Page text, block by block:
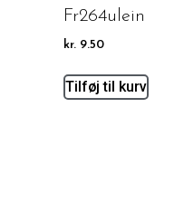
Fr264ulein
kr. 9.50
Tilføj til kurv